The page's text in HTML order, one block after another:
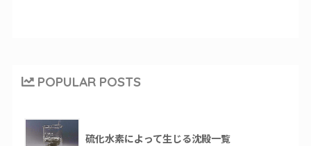
POPULAR POSTS
硫化水素によって生じる沈殿一覧